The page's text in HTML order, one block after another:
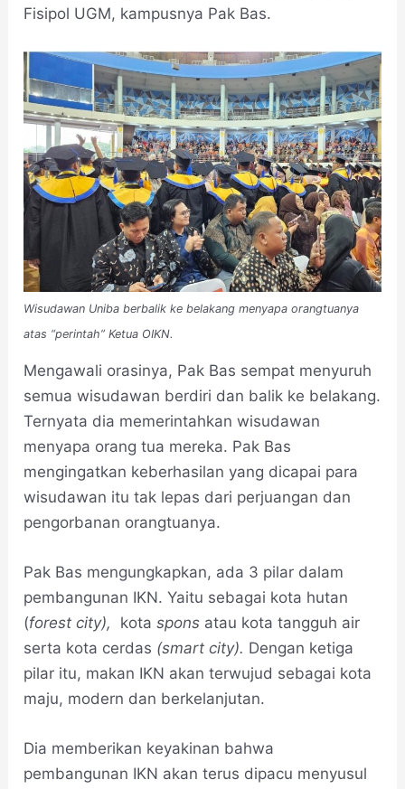
Fisipol UGM, kampusnya Pak Bas.
Wisudawan Uniba berbalik ke belakang menyapa orangtuanya
atas “perintah” Ketua OIKN.
Mengawali orasinya, Pak Bas sempat menyuruh
semua wisudawan berdiri dan balik ke belakang.
Ternyata dia memerintahkan wisudawan
menyapa orang tua mereka. Pak Bas
mengingatkan keberhasilan yang dicapai para
wisudawan itu tak lepas dari perjuangan dan
pengorbanan orangtuanya.
Pak Bas mengungkapkan, ada 3 pilar dalam
pembangunan IKN. Yaitu sebagai kota hutan
(forest city), kotaspons atau kota tangguh air
serta kota cerdas (smart city). Dengan ketiga
pilar itu, makan IKN akan terwujud sebagai kota
maju, modern dan berkelanjutan.
Dia memberikan keyakinan bahwa
pembangunan IKN akan terus dipacu menyusul